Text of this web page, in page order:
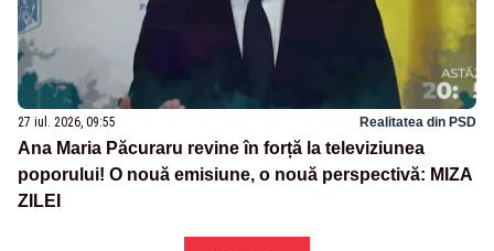
27 iul. 2026, 09:55 Realitatea din PSD
Ana Maria Păcuraru revine în forță la televiziunea
poporului! O nouă emisiune, o nouă perspectivă: MIZA
ZILEI